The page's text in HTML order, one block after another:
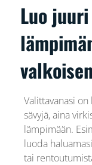
Luo
Valittavanasi
sävyjä, aina
lämpimään.
luoda
tai